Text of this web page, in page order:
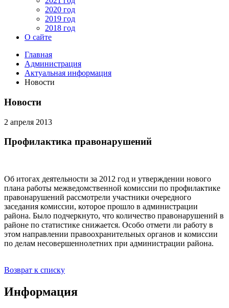
2020 год
2019 год
2018 год
О сайте
Главная
Администрация
Актуальная информация
Новости
Новости
2 апреля 2013
Профилактика правонарушений
Об итогах деятельности за 2012 год и утверждении нового
плана работы межведомственной комиссии по профилактике
правонарушений рассмотрели участники очередного
заседания комиссии, которое прошло в администрации
района. Было подчеркнуто, что количество правонарушений в
районе по статистике снижается. Особо отмети ли работу в
этом направлении правоохранительных органов и комиссии
по делам несовершеннолетних при администрации района.
Возврат к списку
Информация